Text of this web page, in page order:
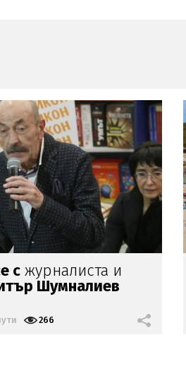
петък,идеално
280